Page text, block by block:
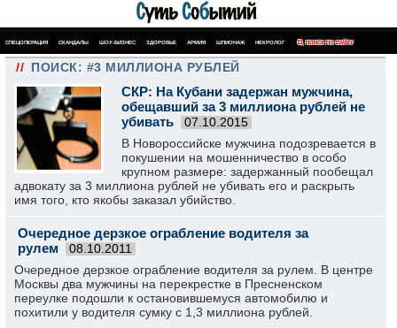
СПЕЦОПЕРАЦИЯ СКАНДАЛЫ ШОУ-БИЗНЕС ЗДОРОВЬЕ АРМИЯ ШПИОНАЖ НЕКРОЛОГ ПОИСК ПО САЙТУ
// ПОИСК: #3 МИЛЛИОНА РУБЛЕЙ
СКР: На Кубани задержан мужчина,
обещавший за 3 миллиона рублей не
убивать
07.10.2015
В Новороссийске мужчина подозревается в
покушении на мошенничество в особо
крупном размере: задержанный пообещал
адвокату за 3 миллиона рублей не убивать его и раскрыть
имя того, кто якобы заказал убийство.
Очередное дерзкое ограбление водителя за
рулем
08.10.2011
Очередное дерзкое ограбление водителя за рулем. В центре
Москвы два мужчины на перекрестке в Пресненском
переулке подошли к остановившемуся автомобилю и
похитили у водителя сумку с 1,3 миллиона рублей.